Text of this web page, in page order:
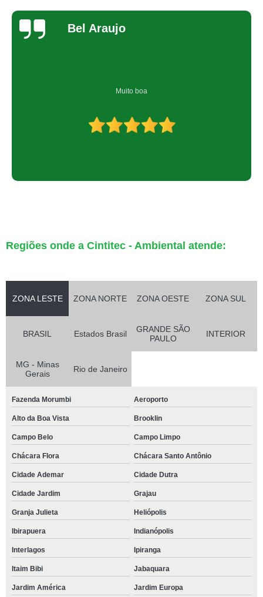
Bel Araujo
Muito boa
Regiões onde a Cintitec - Ambiental atende:
ZONA LESTE ZONA NORTE ZONA OESTE ZONA SUL
BRASIL Estados Brasil
GRANDE SÃO
PAULO
INTERIOR
MG - Minas
Gerais
Rio de Janeiro
Fazenda Morumbi Aeroporto
Alto da Boa Vista Brooklin
Campo Belo Campo Limpo
Chácara Flora Chácara Santo Antônio
Cidade Ademar Cidade Dutra
Cidade Jardim Grajau
Granja Julieta Heliópolis
Ibirapuera Indianópolis
Interlagos Ipiranga
Itaim Bibi Jabaquara
Jardim América Jardim Europa